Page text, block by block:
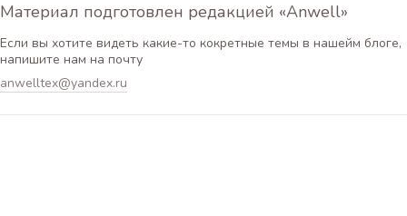
Материал подготовлен редакцией «Anwell»
Если вы хотите видеть какие-то кокретные темы в нашейм блоге,
напишите нам на почту
anwelltex@yandex.ru